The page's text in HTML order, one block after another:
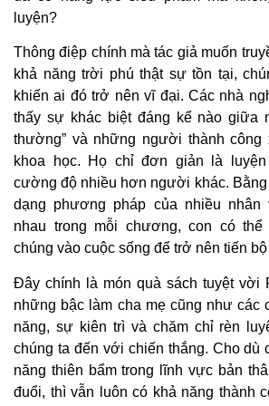
luyện?
Thông điệp chính mà tác giả muốn
khả năng trời phú thật sự tồn tại,
khiến ai đó trở nên vĩ đại. Các nhà
thấy sự khác biệt đáng kể nào giữa
thường” và những người thành công
khoa học. Họ chỉ đơn giản là
cường độ nhiều hơn người khác. Bằng
dạng phương pháp của nhiều nhân
nhau trong mỗi chương, con có thể
chúng vào cuộc sống để trở nên tiến
Đây chính là món quà sách tuyệt vời
những bậc làm cha mẹ cũng như các
năng, sự kiên trì và chăm chỉ rèn
chúng ta đến với chiến thắng. Cho dù
năng thiên bẩm trong lĩnh vực bản
đuổi, thì vẫn luôn có khả năng thành